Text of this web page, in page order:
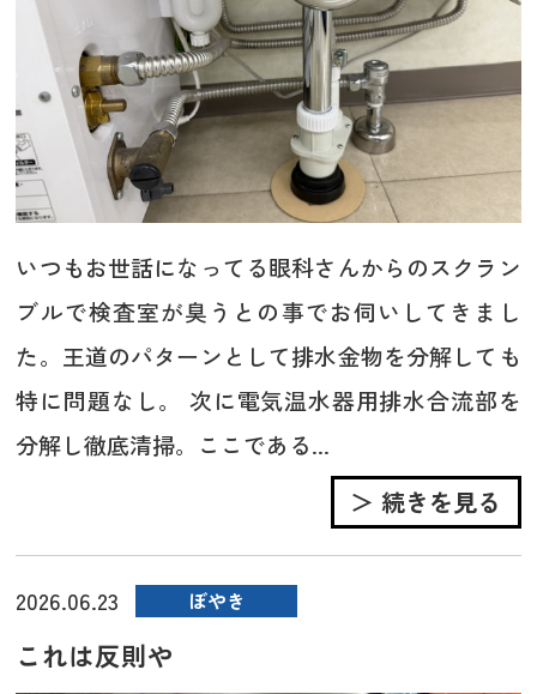
いつもお世話になってる眼科さんからのスクラン
ブルで検査室が臭うとの事でお伺いしてきまし
た。王道のパターンとして排水金物を分解しても
特に問題なし。 次に電気温水器用排水合流部を
分解し徹底清掃。ここである...
＞ 続きを見る
2026.06.23 ぼやき
これは反則や